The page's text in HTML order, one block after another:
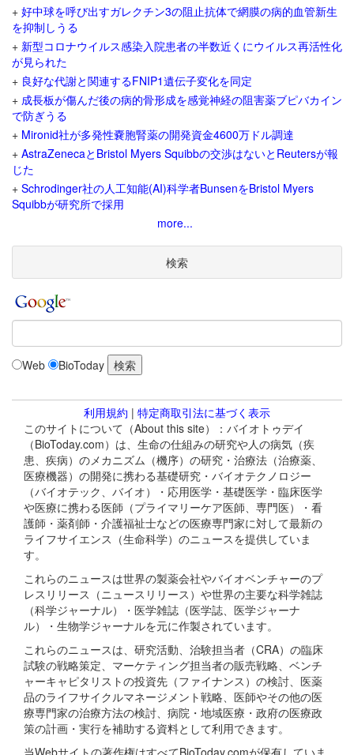
+ 好中球を呼び出すガレクチン3の阻止抗体で網膜の病的血管新生
を抑制しうる
+ 新型コロナウイルス感染入院患者の半数近くにウイルス再活性化
が見られた
+ 良好な代謝と関連するFNIP1遺伝子変化を同定
+ 成長板が傷んだ後の病的骨形成を感覚神経の阻害薬ブピバカイン
で防ぎうる
+ Mironid社が多発性嚢胞腎薬の開発資金4600万ドル調達
+ AstraZenecaとBristol Myers Squibbの交渉はないとReutersが報
じた
+ Schrodinger社の人工知能(AI)科学者BunsenをBristol Myers
Squibbが研究所で採用
more...
検索
Web BioToday
利用規約 | 特定商取引法に基づく表示
このサイトについて（About this site）：バイオトゥデイ
（BioToday.com）は、生命の仕組みの研究や人の病気（疾
患、疾病）のメカニズム（機序）の研究・治療法（治療薬、
医療機器）の開発に携わる基礎研究・バイオテクノロジー
（バイオテック、バイオ）・応用医学・基礎医学・臨床医学
や医療に携わる医師（プライマリーケア医師、専門医）・看
護師・薬剤師・介護福祉士などの医療専門家に対して最新の
ライフサイエンス（生命科学）のニュースを提供していま
す。
これらのニュースは世界の製薬会社やバイオベンチャーのプ
レスリリース（ニュースリリース）や世界の主要な科学雑誌
（科学ジャーナル）・医学雑誌（医学誌、医学ジャーナ
ル）・生物学ジャーナルを元に作製されています。
これらのニュースは、研究活動、治験担当者（CRA）の臨床
試験の戦略策定、マーケティング担当者の販売戦略、ベンチ
ャーキャピタリストの投資先（ファイナンス）の検討、医薬
品のライフサイクルマネージメント戦略、医師やその他の医
療専門家の治療方法の検討、病院・地域医療・政府の医療政
策の計画・実行を補助する資料として利用できます。